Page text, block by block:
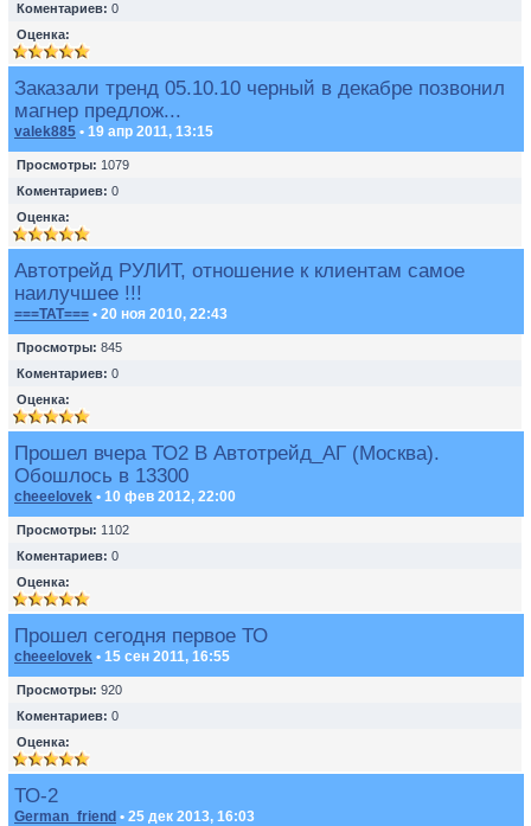
Коментариев: 0
Оценка:
Заказали тренд 05.10.10 черный в декабре позвонил
магнер предлож...
valek885 • 19 апр 2011, 13:15
Просмотры: 1079
Коментариев: 0
Оценка:
Автотрейд РУЛИТ, отношение к клиентам самое
наилучшее !!!
===TAT=== • 20 ноя 2010, 22:43
Просмотры: 845
Коментариев: 0
Оценка:
Прошел вчера ТО2 В Автотрейд_АГ (Москва).
Обошлось в 13300
cheeelovek • 10 фев 2012, 22:00
Просмотры: 1102
Коментариев: 0
Оценка:
Прошел сегодня первое ТО
cheeelovek • 15 сен 2011, 16:55
Просмотры: 920
Коментариев: 0
Оценка:
ТО-2
German_friend • 25 дек 2013, 16:03